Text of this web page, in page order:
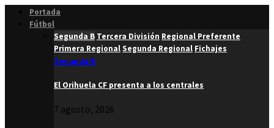
Portada
Fútbol
Segunda B Tercera División Regional Preferente
Primera RegionalSegunda Regional Fichajes
Segunda B
El Orihuela CF presenta a los centrales
7 agosto, 2026